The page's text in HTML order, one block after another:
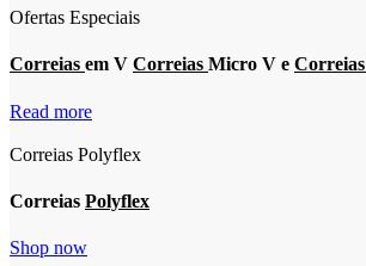
Ofertas Especiais
Correias em V Correias Micro V e Correias
Read more
Correias Polyflex
Correias Polyflex
Shop now